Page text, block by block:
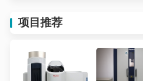
项目推荐